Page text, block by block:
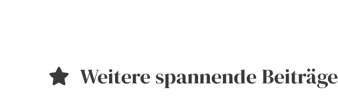
Weitere spannende Beiträge